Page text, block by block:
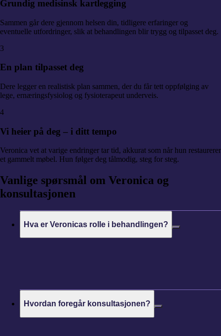
Grundig medisinsk kartlegging
Sammen går dere gjennom helsen din, tidligere erfaringer og
eventuelle utfordringer, slik at behandlingen blir trygg og tilpasset deg.
3
En plan tilpasset deg
Dere legger en realistisk plan sammen, der du får tett oppfølging av
lege, ernæringsfysiolog og fysioterapeut underveis.
4
Vi heier på deg – i ditt tempo
Veronica vet at varige endringer tar tid, akkurat som når hun restaurerer
et gammelt møbel. Hun følger deg tålmodig, steg for steg.
Vanlige spørsmål om Veronica og
konsultasjonen
Hva er Veronicas rolle i behandlingen?
Hvordan foregår konsultasjonen?